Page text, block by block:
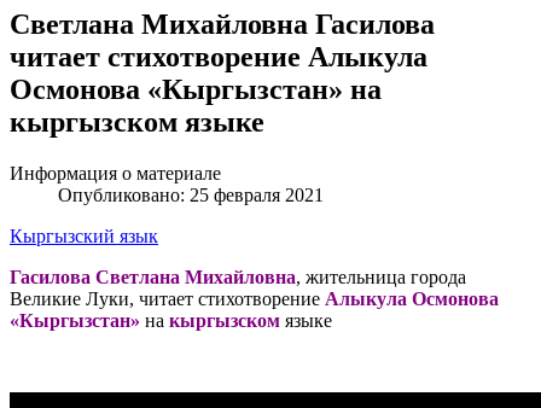
Светлана Михайловна Гасилова
читает стихотворение Алыкула
Осмонова «Кыргызстан» на
кыргызском языке
Информация о материале
Опубликовано: 25 февраля 2021
Кыргызский язык
Гасилова Светлана Михайловна, жительница города
Великие Луки, читает стихотворение Алыкула Осмонова
«Кыргызстан» на кыргызском языке